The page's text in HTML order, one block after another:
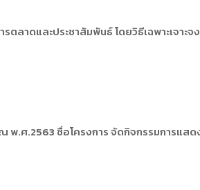
ตลาดและประชาสัมพันธ์ โดยวิธีเฉพาะเจาะจง
.ศ.2563 ชื่อโครงการ จัดกิจกรรมการแสด